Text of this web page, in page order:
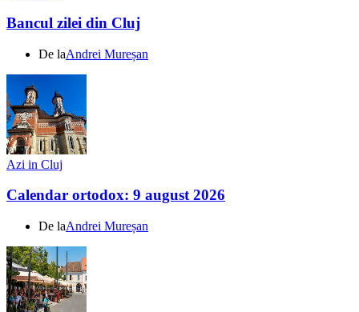
Bancul zilei din Cluj
De laAndrei Mureșan
Azi in Cluj
Calendar ortodox: 9 august 2026
De laAndrei Mureșan